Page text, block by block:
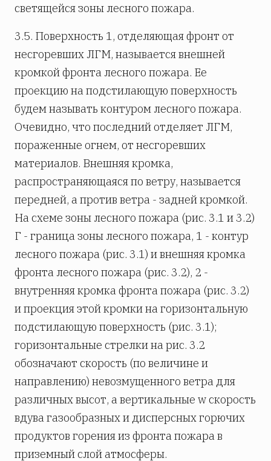
светящейся зоны лесного пожара.
3.5. Поверхность 1, отделяющая фронт от
несгоревших ЛГМ, называется внешней
кромкой фронта лесного пожара. Ее
проекцию на подстилающую поверхность
будем называть контуром лесного пожара.
Очевидно, что последний отделяет ЛГМ,
пораженные огнем, от несгоревших
материалов. Внешняя кромка,
распространяющаяся по ветру, называется
передней, а против ветра - задней кромкой.
На схеме зоны лесного пожара (рис. 3.1 и 3.2)
Г - граница зоны лесного пожара, 1 - контур
лесного пожара (рис. 3.1) и внешняя кромка
фронта лесного пожара (рис. 3.2), 2 -
внутренняя кромка фронта пожара (рис. 3.2)
и проекция этой кромки на горизонтальную
подстилающую поверхность (рис. 3.1);
горизонтальные стрелки на рис. 3.2
обозначают скорость (по величине и
направлению) невозмущенного ветра для
различных высот, а вертикальные w скорость
вдува газообразных и дисперсных горючих
продуктов горения из фронта пожара в
приземный слой атмосферы.